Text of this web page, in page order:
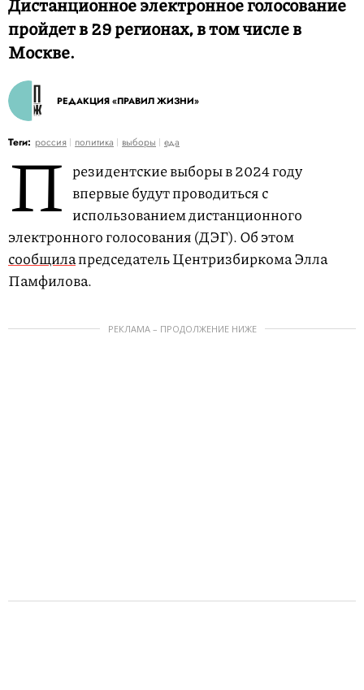
Дистанционное электронное голосование
пройдет в 29 регионах, в том числе в
Москве.
РЕДАКЦИЯ «ПРАВИЛ ЖИЗНИ»
Теги: россия политика выборы еда
П резидентские выборы в 2024 году
впервые будут проводиться с
использованием дистанционного
электронного голосования (ДЭГ). Об этом
сообщилапредседатель Центризбиркома Элла
Памфилова.
РЕКЛАМА – ПРОДОЛЖЕНИЕ НИЖЕ